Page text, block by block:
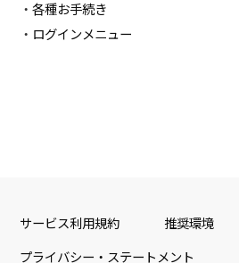
各種お手続き
ログインメニュー
サービス利用規約 推奨環境
プライバシー・ステートメント